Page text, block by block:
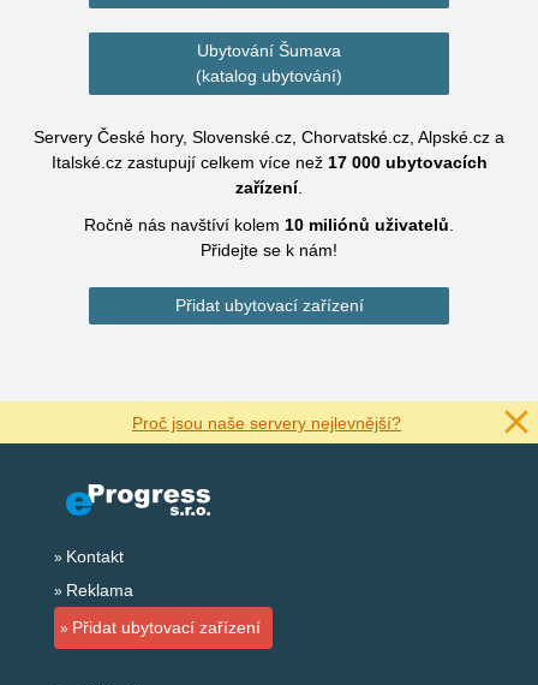
Ubytování Šumava
(katalog ubytování)
Servery České hory, Slovenské.cz, Chorvatské.cz, Alpské.cz a
Italské.cz zastupují celkem více než 17 000ubytovacích
zařízení.
Ročně nás navštíví kolem 10 miliónů uživatelů
Přidejte se k nám!
Přidat ubytovací zařízení
Proč jsou naše servery nejlevnější?
Kontakt
Reklama
Přidat ubytovací zařízení